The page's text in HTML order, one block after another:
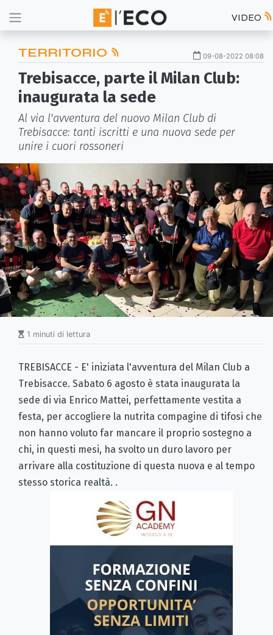
VIDEO
TERRITORIO 09-08-2022 08:08
Trebisacce, parte il Milan Club:
inaugurata la sede
Al via l'avventura del nuovo Milan Club di
Trebisacce: tanti iscritti e una nuova sede per
unire i cuori rossoneri
1 minuti di lettura
TREBISACCE - E' iniziata l'avventura del Milan Club a
Trebisacce. Sabato 6 agosto è stata inaugurata la
sede di via Enrico Mattei, perfettamente vestita a
festa, per accogliere la nutrita compagine di tifosi che
non hanno voluto far mancare il proprio sostegno a
chi, in questi mesi, ha svolto un duro lavoro per
arrivare alla costituzione di questa nuova e al tempo
stesso storica realtà. .